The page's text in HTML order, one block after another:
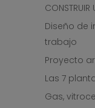
CONSTRUIR
Diseño de
trabajo
Proyecto
Las 7
Gas,